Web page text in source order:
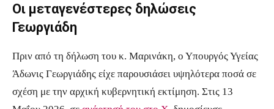
Οι μεταγενέστερες δηλώσεις
Γεωργιάδη
Πριν από τη δήλωση του κ. Μαρινάκη, ο Υπουργός Υγείας
Άδωνις Γεωργιάδης είχε παρουσιάσει υψηλότερα ποσά σε
σχέση με την αρχική κυβερνητική εκτίμηση. Στις 13